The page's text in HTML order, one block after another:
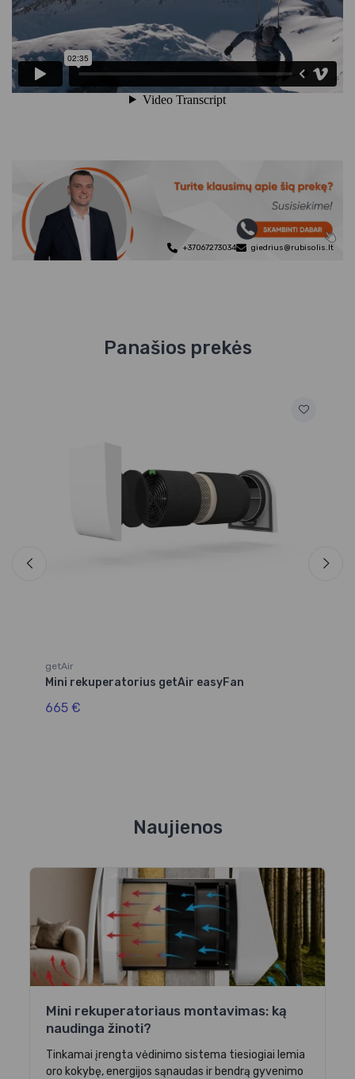
+37067273034 giedrius@rubisolis.lt
Panašios prekės
getAir
Mini rekuperatorius getAir easyFan
665 €
Naujienos
Mini rekuperatoriaus montavimas: ką
naudinga žinoti?
Tinkamai įrengta vėdinimo sistema tiesiogiai lemia
oro kokybę, energijos sąnaudas ir bendrą gyvenimo